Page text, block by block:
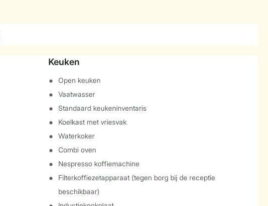
Keuken
Open keuken
Vaatwasser
Standaard keukeninventaris
Koelkast met vriesvak
Waterkoker
Combi oven
Nespresso koffiemachine
Filterkoffiezetapparaat (tegen borg bij de receptie
beschikbaar)